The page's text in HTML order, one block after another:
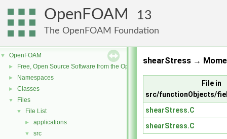
OpenFOAM 13
The OpenFOAM Foundation
▼ OpenFOAM
► Free, Open Source Software from the OpenFOAM Foundation
► Namespaces
► Classes
▼ Files
▼ File List
► applications
▼ src
shearStress →
File in
src/functionObjects/
shearStress.C
shearStress.C